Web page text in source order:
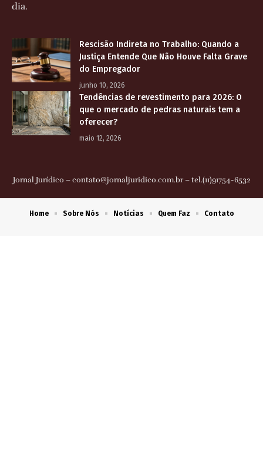
dia.
Rescisão Indireta no Trabalho: Quando a
Justiça Entende Que Não Houve Falta Grave
do Empregador
junho 10, 2026
Tendências de revestimento para 2026: O
que o mercado de pedras naturais tem a
oferecer?
maio 12, 2026
Jornal Jurídico –contato@jornaljuridico.com.br– tel.(11)91754-6532
Home Sobre Nós Notícias Quem Faz Contato